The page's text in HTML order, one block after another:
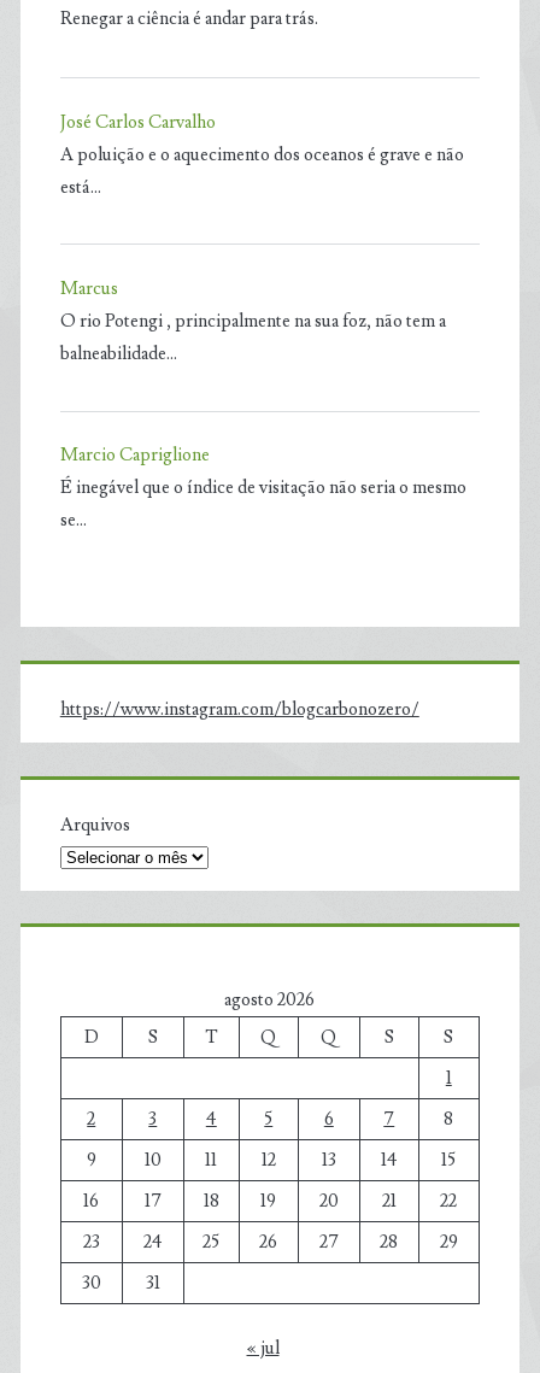
Renegar a ciência é andar para trás.
José Carlos Carvalho
A poluição e o aquecimento dos oceanos é grave e não
está…
Marcus
O rio Potengi , principalmente na sua foz, não tem a
balneabilidade…
Marcio Capriglione
É inegável que o índice de visitação não seria o mesmo
se…
https://www.instagram.com/blogcarbonozero/
Arquivos
agosto 2026
D
S T Q Q S
S
1
2
3 4 5 6 7
8
9
10 11 12 13 14
15
16
17 18 19 20 21
22
23
24 25 26 27 28
29
30
31
« jul